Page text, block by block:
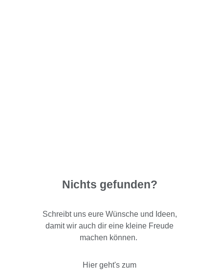
Nichts gefunden?
Schreibt uns eure Wünsche und Ideen,
damit wir auch dir eine kleine Freude
machen können.
Hier geht's zum